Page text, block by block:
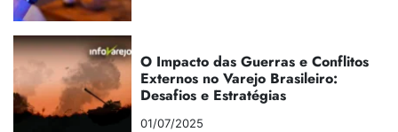
O Impacto das Guerras e Conflitos
Externos no Varejo Brasileiro:
Desafios e Estratégias
01/07/2025